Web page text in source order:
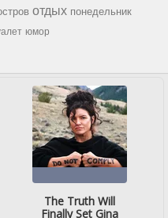
отдых понедельник
юмор